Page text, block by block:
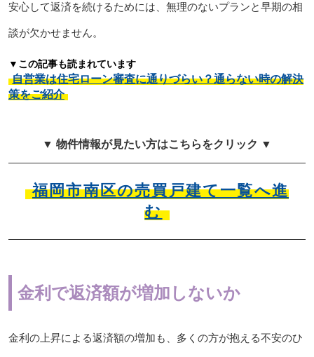
安心して返済を続けるためには、無理のないプランと早期の相
談が欠かせません。
▼この記事も読まれています
自営業は住宅ローン審査に通りづらい？通らない時の解決
策をご紹介
▼ 物件情報が見たい方はこちらをクリック ▼
福岡市南区の売買戸建て一覧へ進
む
金利で返済額が増加しないか
金利の上昇による返済額の増加も、多くの方が抱える不安のひ